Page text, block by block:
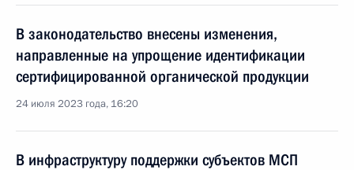
В законодательство внесены изменения,
направленные на упрощение идентификации
сертифицированной органической продукции
24 июля 2023 года, 16:20
В инфраструктуру поддержки субъектов МСП